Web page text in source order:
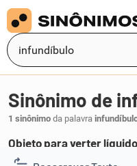
Sinônimo de
1 sinônimo da palavra
Objeto para verter